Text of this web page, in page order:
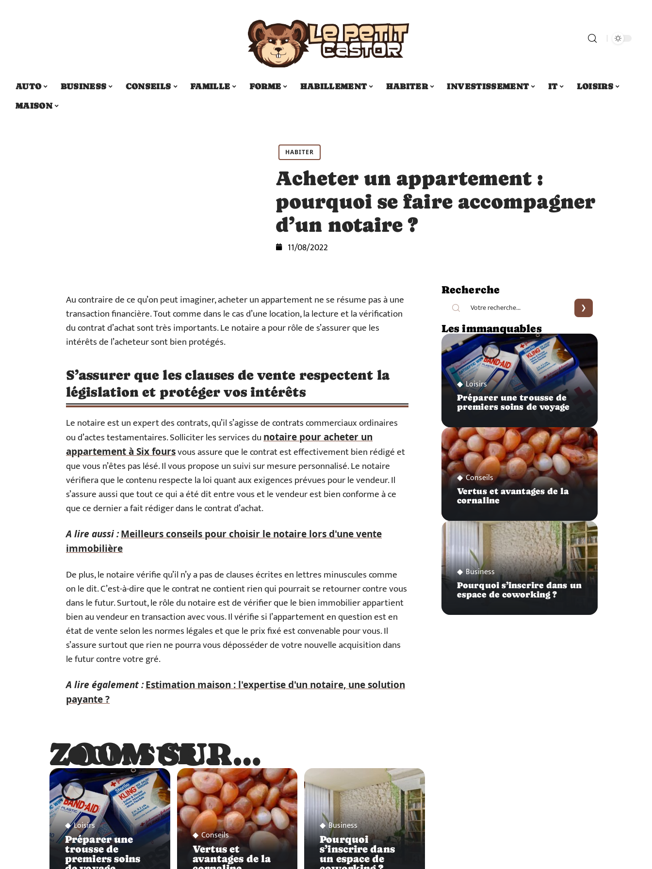
AUTO BUSINESS CONSEILS FAMILLE FORME HABILLEMENT HABITER INVESTISSEMENT IT
LOISIRS
MAISON
HABITER
Acheter un appartement :
pourquoi se faire accompagner
d’un notaire ?
11/08/2022
Au contraire de ce qu’on peut imaginer, acheter un appartement ne se résume pas à une
transaction financière. Tout comme dans le cas d’une location, la lecture et la vérification
du contrat d’achat sont très importants. Le notaire a pour rôle de s’assurer que les
intérêts de l’acheteur sont bien protégés.
S’assurer que les clauses de vente respectent la
législation et protéger vos intérêts
Le notaire est un expert des contrats, qu’il s’agisse de contrats commerciaux ordinaires
ou d’actes testamentaires. Solliciter les services du notaire pour acheter un
appartement à Six foursvous assure que le contrat est effectivement bien rédigé et
que vous n’êtes pas lésé. Il vous propose un suivi sur mesure personnalisé. Le notaire
vérifiera que le contenu respecte la loi quant aux exigences prévues pour le vendeur. Il
s’assure aussi que tout ce qui a été dit entre vous et le vendeur est bien conforme à ce
que ce dernier a fait rédiger dans le contrat d’achat.
A lire aussi :Meilleurs conseils pour choisir le notaire lors d'une vente
immobilière
De plus, le notaire vérifie qu’il n’y a pas de clauses écrites en lettres minuscules comme
on le dit. C’est-à-dire que le contrat ne contient rien qui pourrait se retourner contre vous
dans le futur. Surtout, le rôle du notaire est de vérifier que le bien immobilier appartient
bien au vendeur en transaction avec vous. Il vérifie si l’appartement en question est en
état de vente selon les normes légales et que le prix fixé est convenable pour vous. Il
s’assure surtout que rien ne pourra vous déposséder de votre nouvelle acquisition dans
le futur contre votre gré.
A lire également :Estimation maison : l'expertise d'un notaire, une solution
payante ?
ZOOM SUR…
ZOOM SUR…
Loisirs
Préparer une
trousse de
premiers soins
Conseils
Vertus et
avantages de la
Business
Pourquoi
s’inscrire dans
un espace de
Recherche
Les immanquables
Loisirs
Préparer une trousse de
premiers soins de voyage
Conseils
Vertus et avantages de la
cornaline
Business
Pourquoi s’inscrire dans un
espace de coworking ?